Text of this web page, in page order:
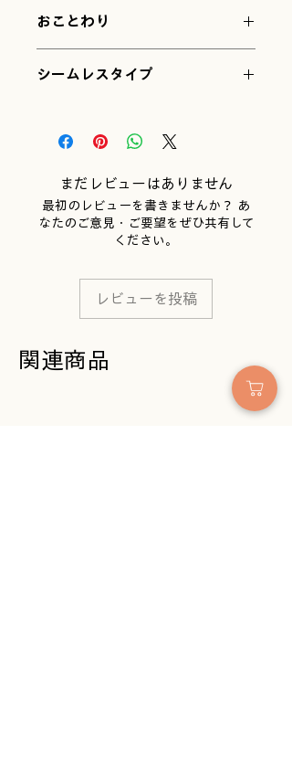
おことわり
さい
ん、足の形や大きさによって
いね。
糸の性質で、湿度や温度によ
ってサイズがほんの少し変わ
ることがあります。
います。
もあります。
写真の色合いは、光や画面環
境によって実物と違って見え
シームレスタイプ
まだレビューはありません
最初のレビューを書きませんか？ あ
なたのご意見・ご要望をぜひ共有して
ください。
レビューを投稿
関連商品